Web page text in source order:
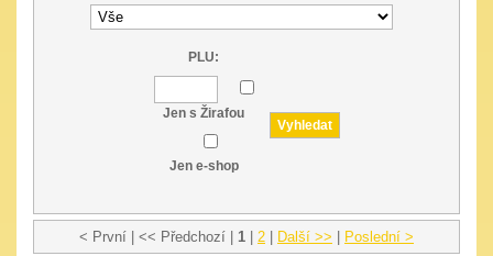
PLU:
Jen s Žirafou
Jen e-shop
< První | << Předchozí | 1 2 Další >> Poslední >